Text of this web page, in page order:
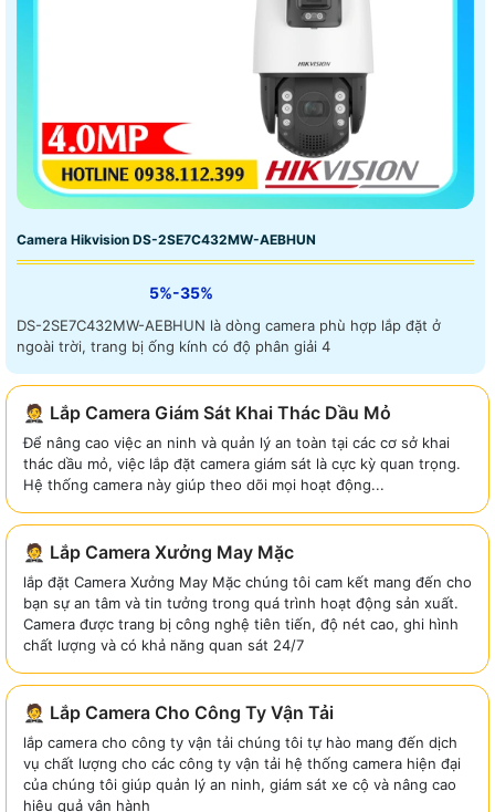
Camera Hikvision DS-2SE7C432MW-AEBHUN
5%-35%
DS-2SE7C432MW-AEBHUN là dòng camera phù hợp lắp đặt ở
ngoài trời, trang bị ống kính có độ phân giải 4
🤵 Lắp Camera Giám Sát Khai Thác Dầu Mỏ
Để nâng cao việc an ninh và quản lý an toàn tại các cơ sở khai
thác dầu mỏ, việc lắp đặt camera giám sát là cực kỳ quan trọng.
Hệ thống camera này giúp theo dõi mọi hoạt động...
🤵 Lắp Camera Xưởng May Mặc
lắp đặt Camera Xưởng May Mặc chúng tôi cam kết mang đến cho
bạn sự an tâm và tin tưởng trong quá trình hoạt động sản xuất.
Camera được trang bị công nghệ tiên tiến, độ nét cao, ghi hình
chất lượng và có khả năng quan sát 24/7
🤵 Lắp Camera Cho Công Ty Vận Tải
lắp camera cho công ty vận tải chúng tôi tự hào mang đến dịch
vụ chất lượng cho các công ty vận tải hệ thống camera hiện đại
của chúng tôi giúp quản lý an ninh, giám sát xe cộ và nâng cao
hiệu quả vận hành